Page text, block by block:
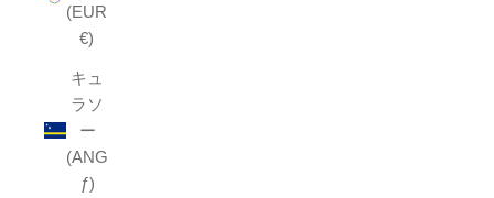
(EUR
€)
キュ
ラソ
ー
(ANG
ƒ)